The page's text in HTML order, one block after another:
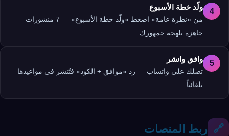
4 ولّد خطة الأسبوع
من «نظرة عامة» اضغط «ولّد خطة الأسبوع» — 7 منشورات
جاهزة بلهجة جمهورك.
5 وافق وانشر
تصلك على واتساب — رد «موافق + الكود» فتُنشر في مواعيدها
تلقائياً.
🔗 ربط المنصات